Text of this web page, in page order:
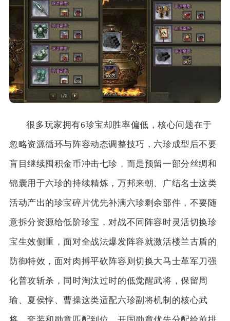
很多玩家拥有6珍宝却胜率偏低，核心问题在于
忽略资源循环与阵容动态调整技巧，六珍成型后不要
盲目继续囤积金币冲击七珍，而是预留一部分丝绸和
锦囊用于六珍的持续精炼，万邦来朝、广结名士这类
活动产出的珍宝碎片优先补满六珍剩余部件，不要随
意拆分资源给低阶珍宝，对战不同阵容时灵活切换珍
宝生效侧重，面对全战法爆发阵容就激活楼兰古盾的
防御特效，面对肉搏平砍阵容则切换大马士革军刀强
化普攻斩杀，同时淘汰过时的低觉醒武将，保留周
瑜、夏侯惇、曹操这类适配六珍副将机制的核心武